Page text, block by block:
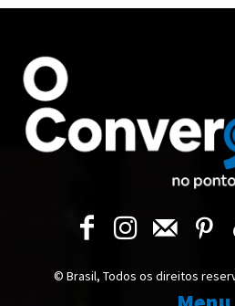
© Brasil, Todos os direitos